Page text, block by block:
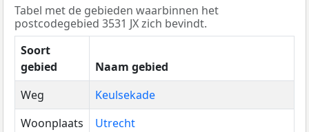
Tabel met de gebieden waarbinnen het
postcodegebied 3531 JX zich bevindt.
Soort
gebied
Naam gebied
Weg
Keulsekade
Woonplaats
Utrecht